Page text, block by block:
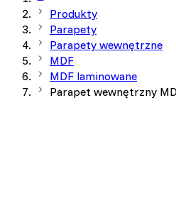
Produkty
Parapety
Parapety wewnętrzne
MDF
MDF laminowane
Parapet wewnętrzny